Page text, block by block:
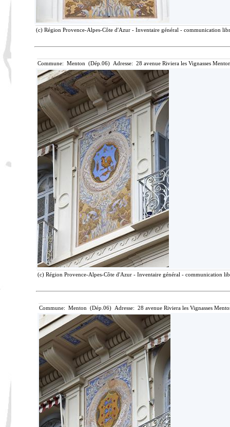
(c) Région Provence-Alpes-Côte d'Azur - Inventaire général - communication
Commune: Menton (Dép.06) Adresse: 28 avenue Riviera les Vignasses
(c) Région Provence-Alpes-Côte d'Azur - Inventaire général - communication
Commune: Menton (Dép.06) Adresse: 28 avenue Riviera les Vignasses